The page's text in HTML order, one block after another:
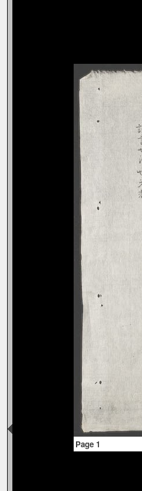
Page 1